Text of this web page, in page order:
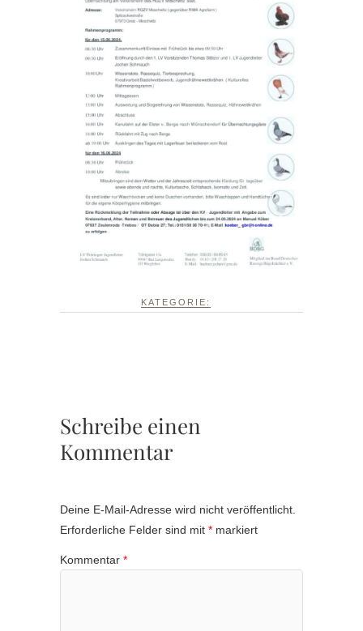
KATEGORIE:
Schreibe einen
Kommentar
Deine E-Mail-Adresse wird nicht veröffentlicht.
Erforderliche Felder sind mit * markiert
Kommentar *